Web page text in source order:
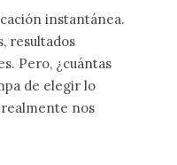
instantánea.
resultados
Pero, ¿cuántas
de elegir lo
nos